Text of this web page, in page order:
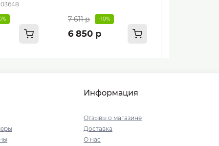
7 611 р -10%
6 850 р
Информация
Отзывы о магазине
Доставка
О нас